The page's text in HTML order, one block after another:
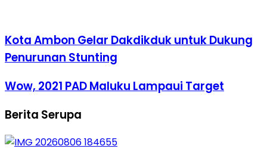
Kota Ambon Gelar Dakdikduk untuk Dukung
Penurunan Stunting
Wow, 2021 PAD Maluku Lampaui Target
Berita Serupa